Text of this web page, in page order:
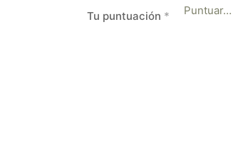
Tu puntuación *